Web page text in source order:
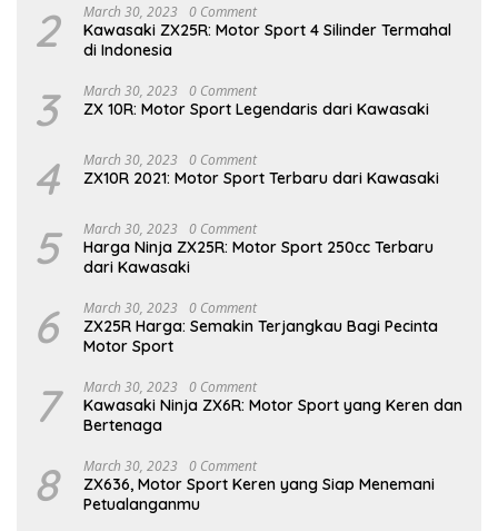
2 March 30, 2023 0 Comment
Kawasaki ZX25R: Motor Sport 4 Silinder Termahal
di Indonesia
3 March 30, 2023 0 Comment
ZX 10R: Motor Sport Legendaris dari Kawasaki
4 March 30, 2023 0 Comment
ZX10R 2021: Motor Sport Terbaru dari Kawasaki
5 March 30, 2023 0 Comment
Harga Ninja ZX25R: Motor Sport 250cc Terbaru
dari Kawasaki
6 March 30, 2023 0 Comment
ZX25R Harga: Semakin Terjangkau Bagi Pecinta
Motor Sport
7 March 30, 2023 0 Comment
Kawasaki Ninja ZX6R: Motor Sport yang Keren dan
Bertenaga
8 March 30, 2023 0 Comment
ZX636, Motor Sport Keren yang Siap Menemani
Petualanganmu